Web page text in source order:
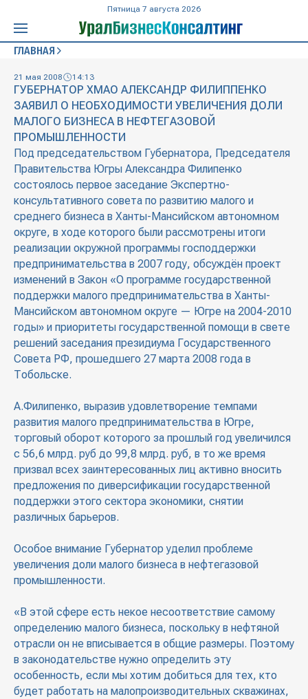
Пятница 7 августа 2026
ГЛАВНАЯ
21 мая 2008 14:13
ГУБЕРНАТОР ХМАО АЛЕКСАНДР ФИЛИППЕНКО
ЗАЯВИЛ О НЕОБХОДИМОСТИ УВЕЛИЧЕНИЯ ДОЛИ
МАЛОГО БИЗНЕСА В НЕФТЕГАЗОВОЙ
ПРОМЫШЛЕННОСТИ
Под председательством Губернатора, Председателя
Правительства Югры Александра Филипенко
состоялось первое заседание Экспертно-
консультативного совета по развитию малого и
среднего бизнеса в Ханты-Мансийском автономном
округе, в ходе которого были рассмотрены итоги
реализации окружной программы господдержки
предпринимательства в 2007 году, обсуждён проект
изменений в Закон «О программе государственной
поддержки малого предпринимательства в Ханты-
Мансийском автономном округе — Югре на 2004-2010
годы» и приоритеты государственной помощи в свете
решений заседания президиума Государственного
Совета РФ, прошедшего 27 марта 2008 года в
Тобольске.
А.Филипенко, выразив удовлетворение темпами
развития малого предпринимательства в Югре,
торговый оборот которого за прошлый год увеличился
с 56,6 млрд. руб до 99,8 млрд. руб, в то же время
призвал всех заинтересованных лиц активно вносить
предложения по диверсификации государственной
поддержки этого сектора экономики, снятии
различных барьеров.
Особое внимание Губернатор уделил проблеме
увеличения доли малого бизнеса в нефтегазовой
промышленности.
«В этой сфере есть некое несоответствие самому
определению малого бизнеса, поскольку в нефтяной
отрасли он не вписывается в общие размеры. Поэтому
в законодательстве нужно определить эту
особенность, если мы хотим добиться для тех, кто
будет работать на малопроизводительных скважинах,